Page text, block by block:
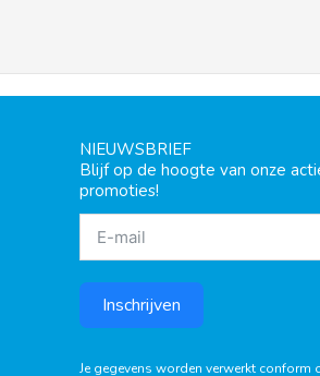
NIEUWSBRIEF
Blijf op de hoogte van onze
promoties!
Inschrijven
Je gegevens worden verwerkt conform